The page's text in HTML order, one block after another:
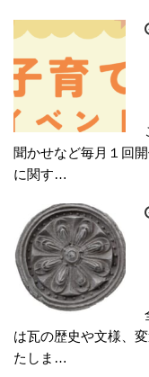
聞かせなど毎月１回
に関す…
は瓦の歴史や文様、
たしま…